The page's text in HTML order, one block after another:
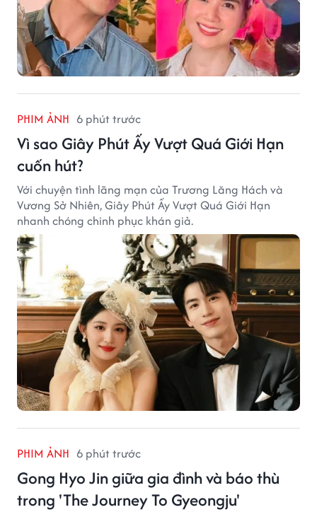
PHIM ẢNH 6 phút trước
Vì sao Giây Phút Ấy Vượt Quá Giới Hạn
cuốn hút?
Với chuyện tình lãng mạn của Trương Lăng Hách và
Vương Sở Nhiên, Giây Phút Ấy Vượt Quá Giới Hạn
nhanh chóng chinh phục khán giả.
PHIM ẢNH 6 phút trước
Gong Hyo Jin giữa gia đình và báo thù
trong 'The Journey To Gyeongju'